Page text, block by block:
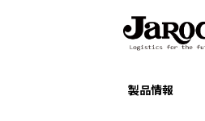
製品情報